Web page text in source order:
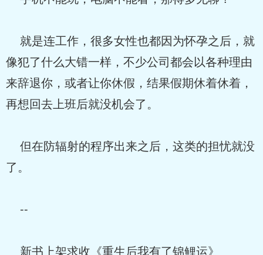
就是连工作，很多女性也都因为怀孕之后，就
像犯了什么大错一样，不少公司都会以各种理由
来辞退你，或者让你休假，结果假期休着休着，
再想回去上班后就没机会了。
但在防辐射的程序出来之后，这类的担忧就没
了。
--
新书上架求收《重生后我有了锦鲤运》